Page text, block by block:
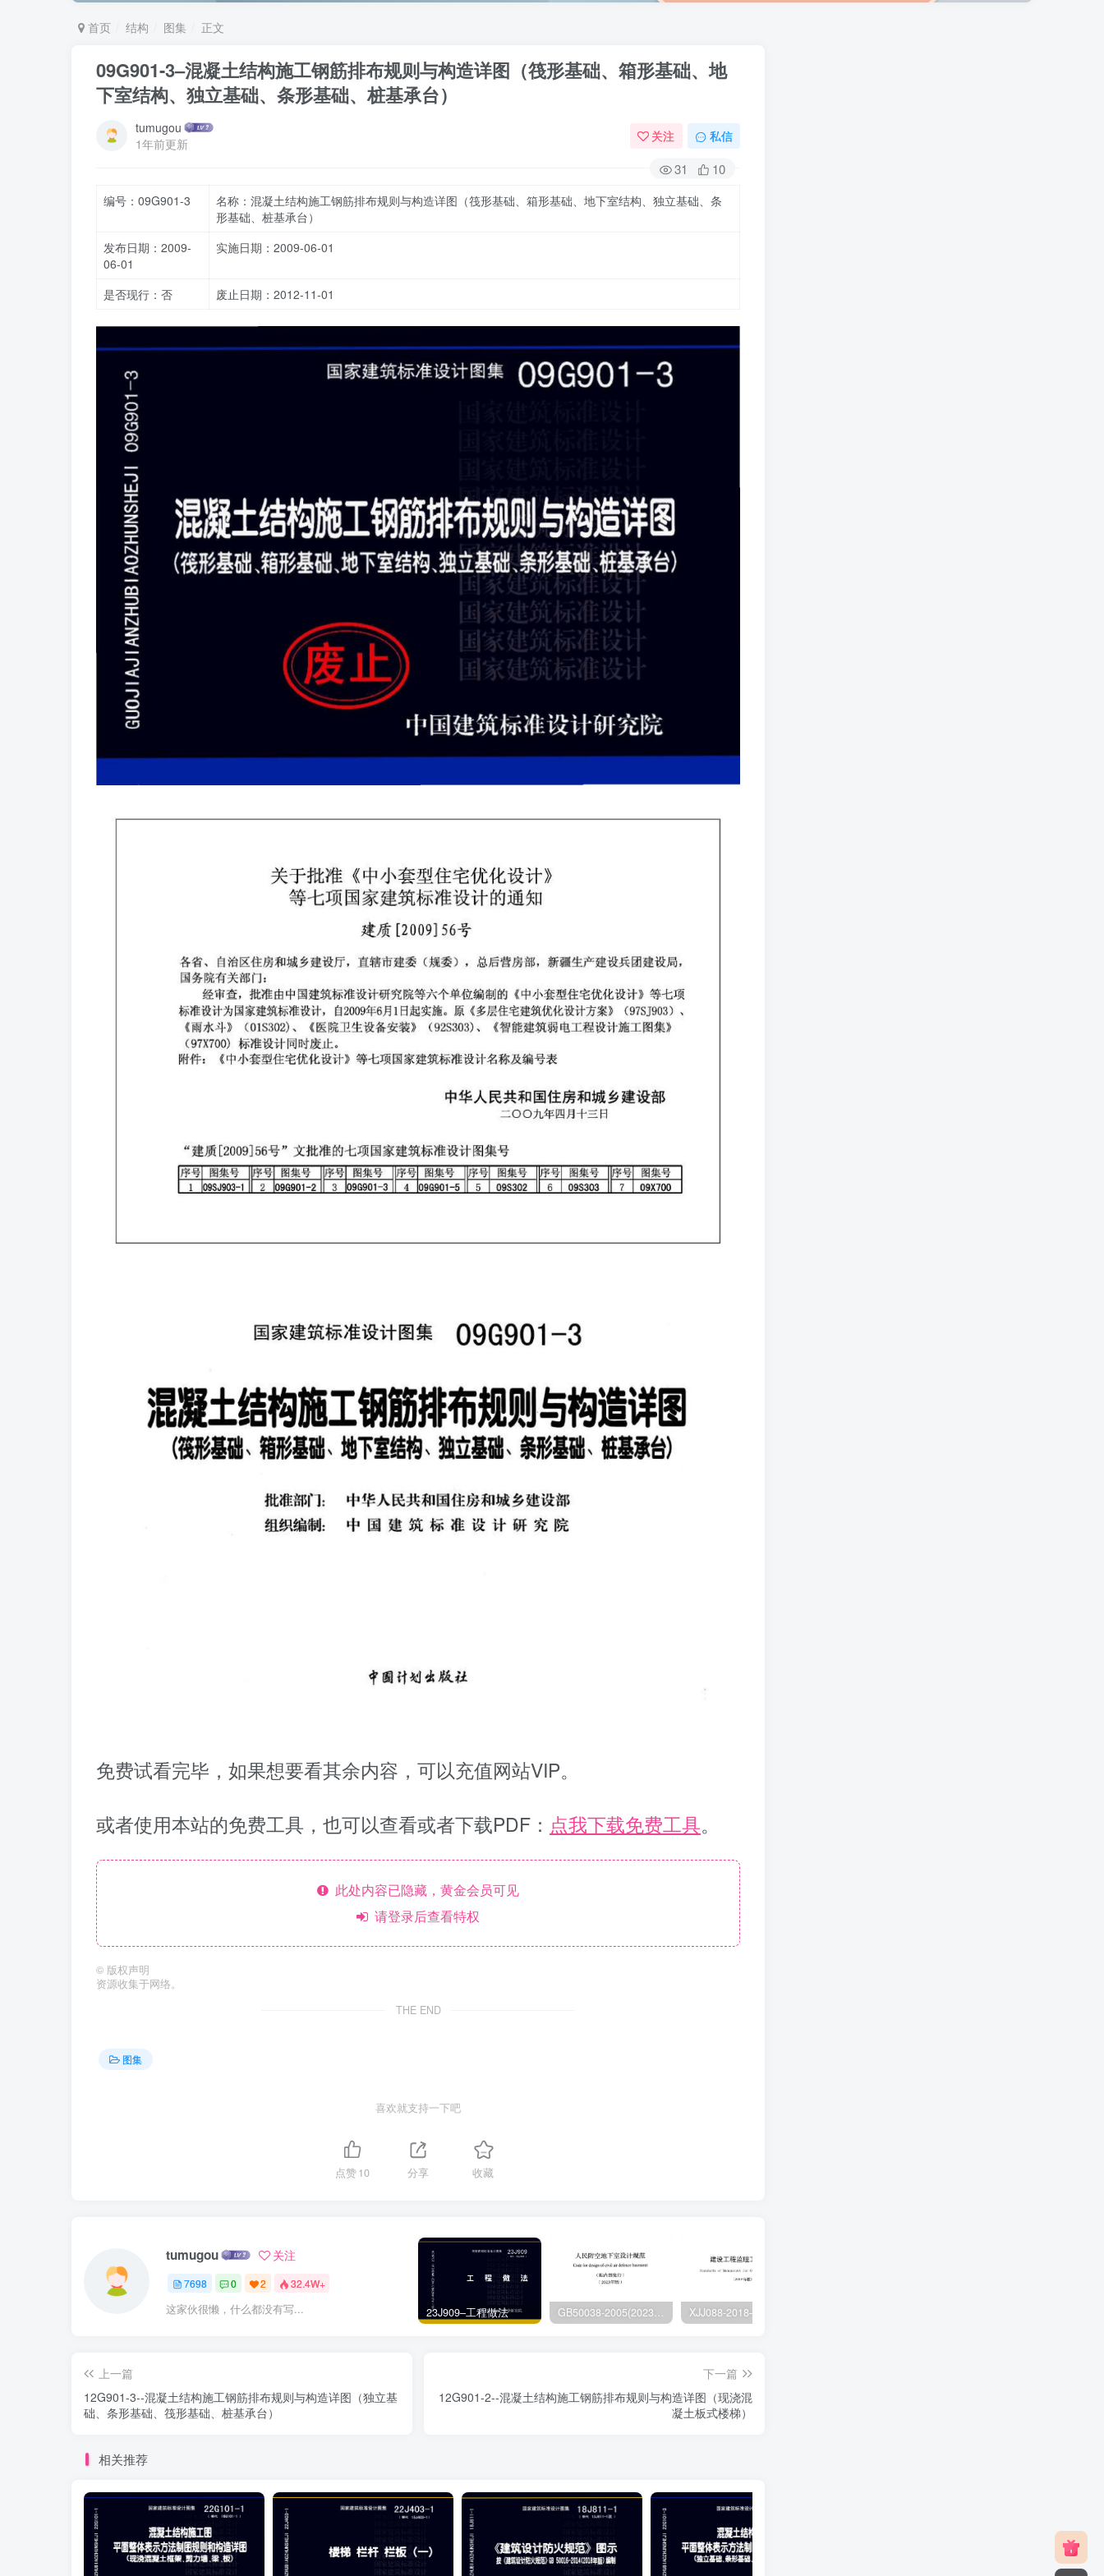
首页 结构 图集 正文
09G901-3–混凝土结构施工钢筋排布规则与构造详图（筏形基础、箱形基础、地
下室结构、独立基础、条形基础、桩基承台）
tumugou
1年前更新
关注 私信
31 10
编号：09G901-3
名称：混凝土结构施工钢筋排布规则与构造详图（筏形基础、箱形基础、地下室结构、独立基础、条
形基础、桩基承台）
发布日期：2009-
06-01
实施日期：2009-06-01
是否现行：否 废止日期：2012-11-01
免费试看完毕，如果想要看其余内容，可以充值网站VIP。
或者使用本站的免费工具，也可以查看或者下载PDF： 点我下载免费工具。
此处内容已隐藏，黄金会员可见
请登录后查看特权
© 版权声明
资源收集于网络。
THE END
图集
喜欢就支持一下吧
点赞10 分享 收藏
tumugou 关注
7698 0 2 32.4W+
这家伙很懒，什么都没有写... 23J909–工程做法 GB50038-2005(2023版)–人民防空地下室设计规范
上一篇
12G901-3--混凝土结构施工钢筋排布规则与构造详图（独立基
础、条形基础、筏形基础、桩基承台）
下一篇
12G901-2--混凝土结构施工钢筋排布规则与构造详图（现浇混
凝土板式楼梯）
相关推荐